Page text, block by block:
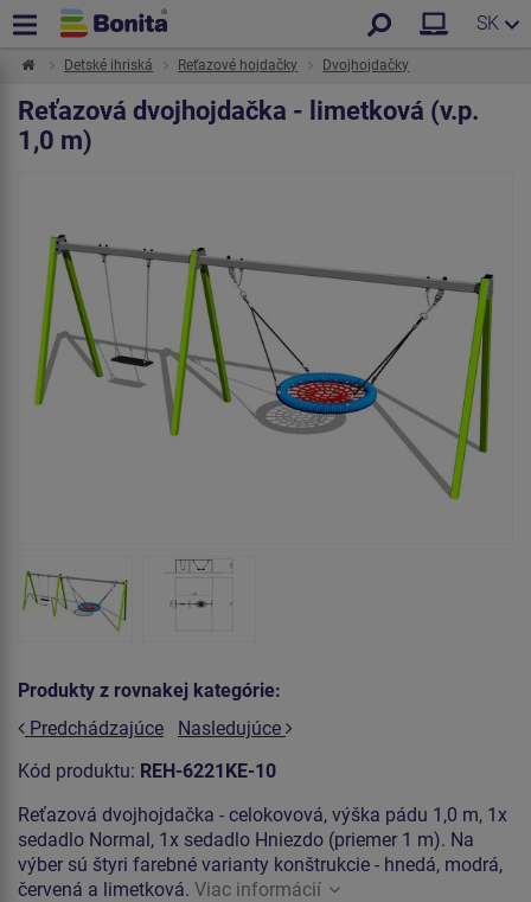
SK
Detské ihriská Reťazové hojdačky Dvojhojdačky
Reťazová dvojhojdačka - limetková (v.p.
1,0 m)
Produkty z rovnakej kategórie:
Predchádzajúce
Nasledujúce
Kód produktu: REH-6221KE-10
Reťazová dvojhojdačka - celokovová, výška pádu 1,0 m, 1x
sedadlo Normal, 1x sedadlo Hniezdo (priemer 1 m). Na
výber sú štyri farebné varianty konštrukcie - hnedá, modrá,
červená a limetková. Viac informácií